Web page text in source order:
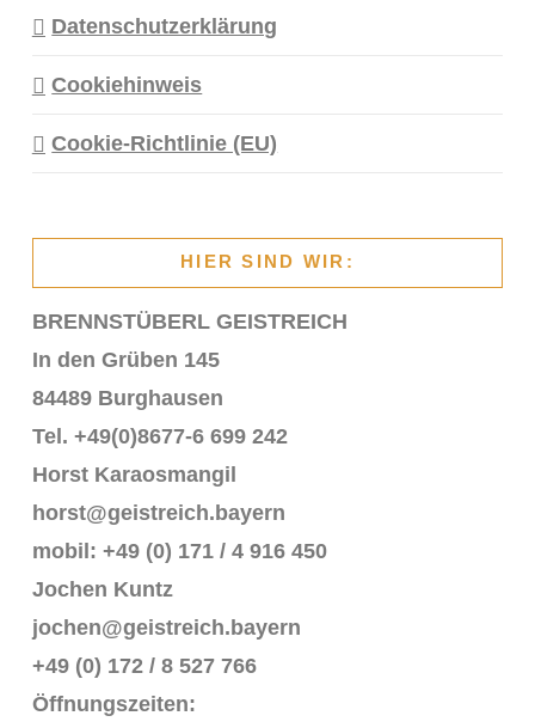
Datenschutzerklärung
Cookiehinweis
Cookie-Richtlinie (EU)
HIER SIND WIR:
BRENNSTÜBERL GEISTREICH
In den Grüben 145
84489 Burghausen
Tel. +49(0)8677-6 699 242
Horst Karaosmangil
horst@geistreich.bayern
mobil: +49 (0) 171 / 4 916 450
Jochen Kuntz
jochen@geistreich.bayern
+49 (0) 172 / 8 527 766
Öffnungszeiten: